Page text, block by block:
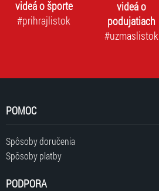
videá o športe
#prihrajlistok
videá o
podujatiach
#uzmaslistok
POMOC
Spôsoby doručenia
Spôsoby platby
PODPORA